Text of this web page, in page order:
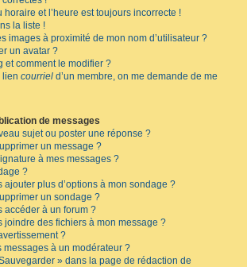
horaire et l’heure est toujours incorrecte !
la liste !
images à proximité de mon nom d’utilisateur ?
un avatar ?
et comment le modifier ?
lien courriel d’un membre, on me demande de me
de messages
sujet ou poster une réponse ?
un message ?
à mes messages ?
?
plus d’options à mon sondage ?
un sondage ?
accéder à un forum ?
joindre des fichiers à mon message ?
?
messages à un modérateur ?
» dans la page de rédaction de